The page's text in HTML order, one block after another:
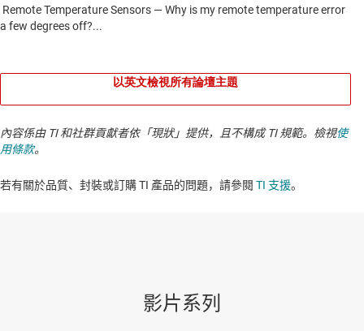
以英文檢視所有論壇主題
內容係由 TI 和社群貢獻者依「現狀」提供，且不構成 TI 規範。檢視使
用條款。
若有關於品質、封裝或訂購 TI 產品的問題，請參閱 TI 支援。​​​​​​​​​​​​​​
影片系列